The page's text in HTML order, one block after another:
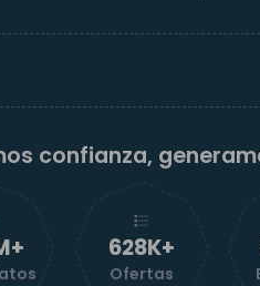
confianza,
629K+
Ofertas